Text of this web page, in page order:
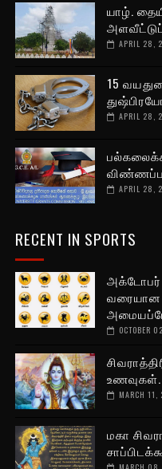
யாழ்.
APRIL 28,
15
APRIL 28,
APRIL 28,
RECENT IN SPORTS
அக்டோபர்
வரையான
OCTOBER
உணவுகள்.
MARCH 11,
மகா